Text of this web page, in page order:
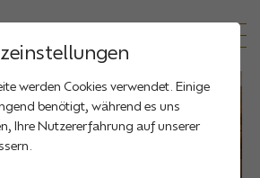
werden Cookies verwendet. Einige
benötigt, während es uns
Ihre Nutzererfahrung auf unserer